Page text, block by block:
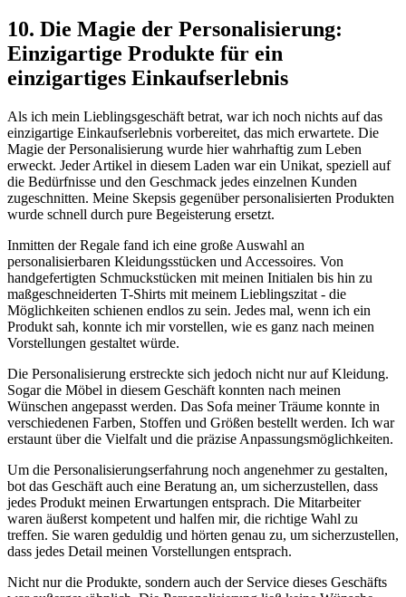
10. Die Magie⁣ der Personalisierung:
Einzigartige ⁤Produkte für⁢ ein‌
einzigartiges⁢ Einkaufserlebnis
Als ich ​mein Lieblingsgeschäft betrat, war ich noch nichts auf das
einzigartige Einkaufserlebnis⁢ vorbereitet, das mich erwartete. Die⁣
Magie der Personalisierung wurde hier ⁢wahrhaftig ⁤zum​ Leben
erweckt. Jeder‌ Artikel in diesem ​Laden war ein Unikat, speziell auf
die Bedürfnisse und den Geschmack ​jedes einzelnen Kunden⁢
zugeschnitten. Meine Skepsis gegenüber personalisierten Produkten
‍wurde schnell‍ durch pure Begeisterung ersetzt.
Inmitten der Regale fand ich eine ‌große Auswahl an
personalisierbaren Kleidungsstücken ‍und Accessoires.‌ Von
handgefertigten‍ Schmuckstücken mit ‌meinen Initialen⁣ bis hin ‌zu​
maßgeschneiderten ⁢T-Shirts mit meinem Lieblingszitat -⁤ die
Möglichkeiten schienen endlos zu sein. Jedes mal, wenn ich ein
Produkt sah, konnte ich mir ⁤vorstellen, wie es ganz nach ⁣meinen
Vorstellungen gestaltet würde.
Die Personalisierung⁤ erstreckte⁢ sich jedoch nicht nur auf​ Kleidung.
⁣Sogar die Möbel in diesem Geschäft konnten nach meinen⁤
Wünschen ⁣angepasst werden. Das⁤ Sofa⁢ meiner Träume konnte in
verschiedenen Farben, Stoffen ⁢und Größen ​bestellt werden. Ich war
erstaunt über die Vielfalt und ⁤die ​präzise Anpassungsmöglichkeiten.
Um die ⁤Personalisierungserfahrung noch​ angenehmer‌ zu gestalten,
bot das Geschäft‌ auch eine Beratung an, um sicherzustellen,‍ dass
jedes Produkt meinen Erwartungen entsprach. Die Mitarbeiter
waren äußerst kompetent‍ und halfen​ mir, die richtige Wahl​ zu
treffen. Sie ⁢waren geduldig ⁣und hörten ‌genau zu, um sicherzustellen,
dass jedes Detail ⁣meinen‍ Vorstellungen entsprach.
Nicht⁣ nur die Produkte, sondern⁤ auch⁢ der Service dieses Geschäfts⁣